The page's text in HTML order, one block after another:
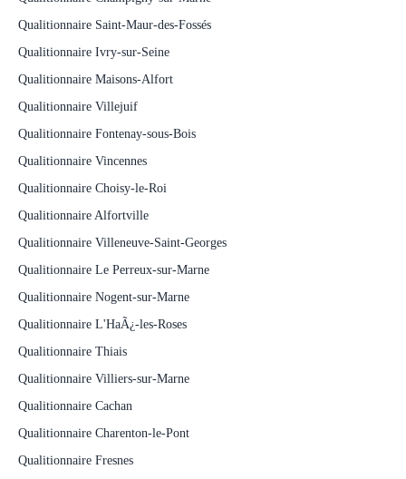
Qualitionnaire Saint-Maur-des-Fossés
Qualitionnaire Ivry-sur-Seine
Qualitionnaire Maisons-Alfort
Qualitionnaire Villejuif
Qualitionnaire Fontenay-sous-Bois
Qualitionnaire Vincennes
Qualitionnaire Choisy-le-Roi
Qualitionnaire Alfortville
Qualitionnaire Villeneuve-Saint-Georges
Qualitionnaire Le Perreux-sur-Marne
Qualitionnaire Nogent-sur-Marne
Qualitionnaire L'HaÃ¿-les-Roses
Qualitionnaire Thiais
Qualitionnaire Villiers-sur-Marne
Qualitionnaire Cachan
Qualitionnaire Charenton-le-Pont
Qualitionnaire Fresnes